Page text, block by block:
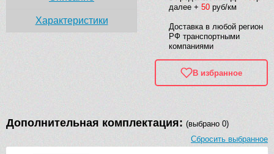
далее + 50 руб/км
Доставка в любой регион
РФ транспортными
компаниями
В избранное
Характеристики
Дополнительная комплектация: (выбрано 0)
Сбросить выбранное